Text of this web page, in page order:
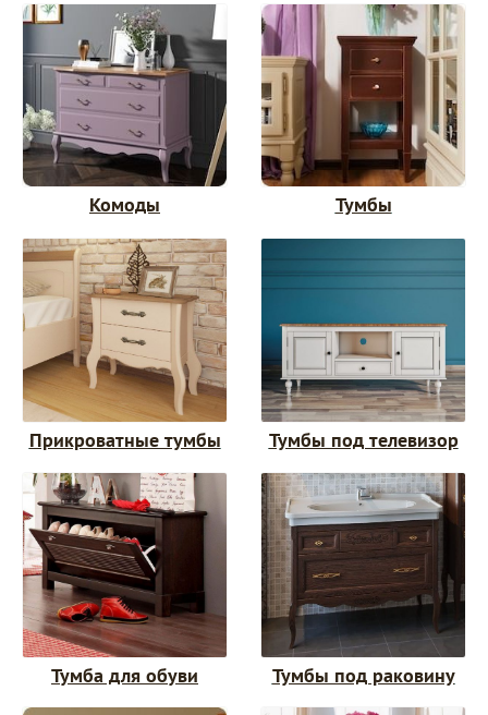
Комоды Тумбы
Прикроватные тумбы Тумбы под телевизор
Тумба для обуви Тумбы под раковину